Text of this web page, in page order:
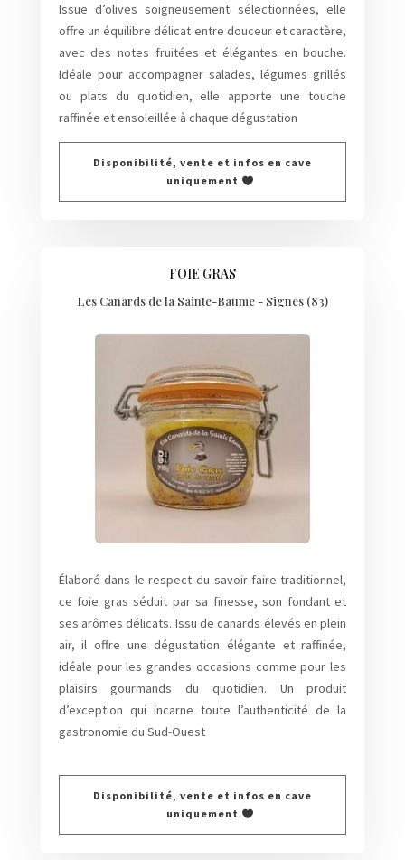
Issue d’olives soigneusement sélectionnées, elle
offre un équilibre délicat entre douceur et caractère,
avec des notes fruitées et élégantes en bouche.
Idéale pour accompagner salades, légumes grillés
ou plats du quotidien, elle apporte une touche
raffinée et ensoleillée à chaque dégustation
Disponibilité, vente et infos en cave
uniquement
FOIE GRAS
Les Canards de la Sainte-Baume - Signes (83)
Élaboré dans le respect du savoir-faire traditionnel,
ce foie gras séduit par sa finesse, son fondant et
ses arômes délicats. Issu de canards élevés en plein
air, il offre une dégustation élégante et raffinée,
idéale pour les grandes occasions comme pour les
plaisirs gourmands du quotidien. Un produit
d’exception qui incarne toute l’authenticité de la
gastronomie du Sud-Ouest
Disponibilité, vente et infos en cave
uniquement